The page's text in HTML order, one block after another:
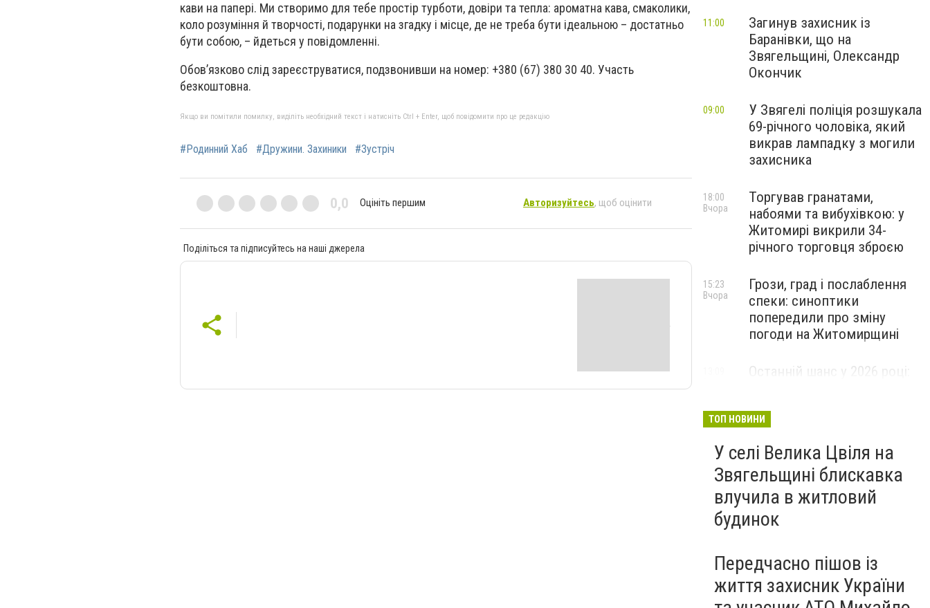
кави на папері. Ми створимо для тебе простір турботи, довіри та тепла: ароматна кава, смаколики,
коло розуміння й творчості, подарунки на згадку і місце, де не треба бути ідеальною – достатньо
бути собою, – йдеться у повідомленні.
Обов’язково слід зареєструватися, подзвонивши на номер: +380 (67) 380 30 40. Участь
безкоштовна.
Якщо ви помітили помилку, виділіть необхідний текст і натисніть Ctrl + Enter, щоб повідомити про це редакцію
#Родинний Хаб #Дружини. Захиники #Зустріч
0,0 Оцініть першим Авторизуйтесь, щоб оцінити
Поділіться та підписуйтесь на наші джерела
Загинув захисник із
Баранівки, що на
Звягельщині, Олександр
Окончик
11:00
У Звягелі поліція розшукала
69-річного чоловіка, який
викрав лампадку з могили
захисника
09:00
Торгував гранатами,
набоями та вибухівкою: у
Житомирі викрили 34-
річного торговця зброєю
18:00
Вчора
Грози, град і послаблення
спеки: синоптики
попередили про зміну
погоди на Житомирщині
15:23
Вчора
Останній шанс у 2026 році:
майбутніх водійок автобусів
ТОП НОВИНИ
У селі Велика Цвіля на
Звягельщині блискавка
влучила в житловий
будинок
Передчасно пішов із
життя захисник України